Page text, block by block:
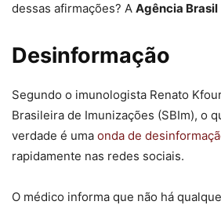
dessas afirmações? A Agência Brasil
Desinformação
Segundo o imunologista Renato
Brasileira de Imunizações (SBIm), o
verdade é uma onda de
rapidamente nas redes sociais.
O médico informa que não há